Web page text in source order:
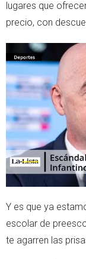
lugares que
precio, con
Y es que ya
escolar de
te agarren las